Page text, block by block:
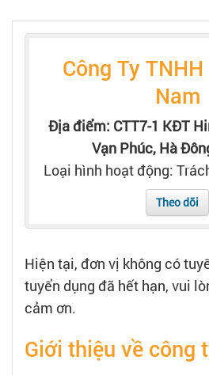
Trang chủ
Việc làm mới nhất
Tìm việc làm
Tạo hồ sơ
Bạn cần tuyển người
Nhà tuyển dụng
Công Ty
Nam
Địa điểm: CTT7-1 KĐT
Vạn Phúc, Hà
Loại hình hoạt động:
Theo dõi
Hiện tại, đơn vị không có
tuyển dụng đã hết hạn, vui
cảm ơn.
Giới thiệu về công